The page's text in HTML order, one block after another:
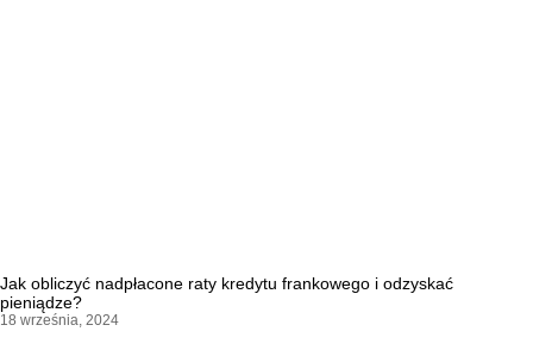
Jak obliczyć nadpłacone raty kredytu frankowego i odzyskać
pieniądze?
18 września, 2024